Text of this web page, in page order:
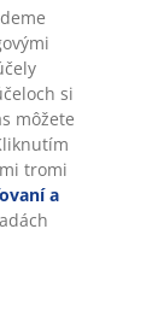
si
môžete
tromi
a